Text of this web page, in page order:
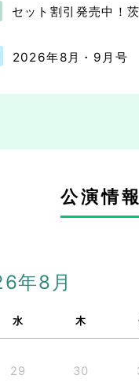
セット割引発売中！
2026年8月・9月号
公演情
年8月
水 木
29 30